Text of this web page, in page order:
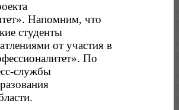
Напомним, что
студенты
от участия в
По
службы